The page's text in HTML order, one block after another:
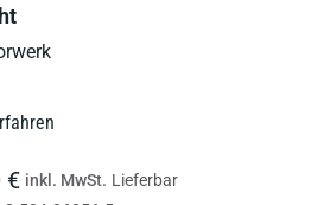
€ inkl. MwSt. Lieferbar